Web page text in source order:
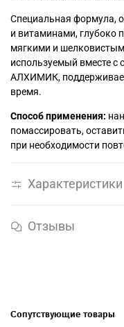
Специальная формула,
и витаминами, глубоко
мягкими и
используемый вместе
АЛХИМИК,
время.
Способ применения:
помассировать,
при необходимости
Характеристики
Отзывы
Сопутствующие товары